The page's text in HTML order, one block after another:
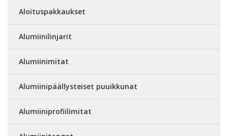
Aloituspakkaukset
Alumiinilinjarit
Alumiinimitat
Alumiinipäällysteiset puuikkunat
Alumiiniprofiilimitat